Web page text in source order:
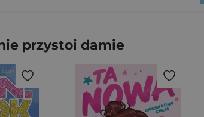
przystoi damie